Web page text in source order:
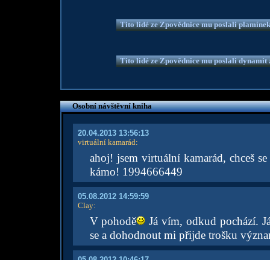
Tito lidé ze Zpovědnice mu poslali
Tito lidé ze Zpovědnice mu poslali dynamit
Osobní návštěvní kniha
20.04.2013 13:56:13
virtuální kamarád:
ahoj! jsem virtuální kamarád, chceš
kámo! 1994666449
05.08.2012 14:59:59
Clay:
V pohodě
Já vím, odkud pochází.
se a dohodnout mi přijde trošku